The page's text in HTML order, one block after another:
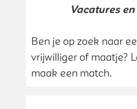
Vacatures
Ben je op zoek naar
vrijwilliger of maatje?
maak een match.